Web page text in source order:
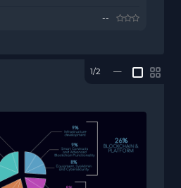
--
1/2 —